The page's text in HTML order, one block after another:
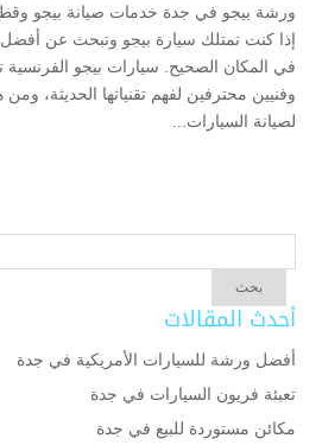
ورشة بيجو في جدة خدمات صيانة بيجو
إذا كنت تمتلك سيارة بيجو وتبحث عن
في المكان الصحيح. سيارات بيجو الفرنسية
وفنيين محترفين لفهم تقنياتها الحديثة، ومن
لصيانة السيارات...
أحدث المقالات
أفضل ورشة للسيارات الأمريكية في جدة
تعبئة فريون السيارات في جدة
مكائن مستوردة للبيع في جدة